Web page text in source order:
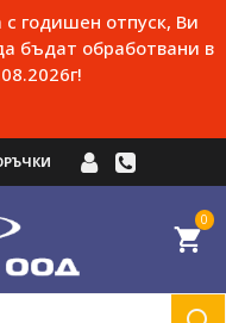
годишен отпуск, Ви
бъдат обработвани в
0